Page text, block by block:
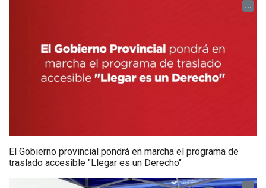
...
El Gobierno provincial pondrá en marcha el programa de
traslado accesible "Llegar es un Derecho"